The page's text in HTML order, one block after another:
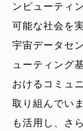
ンピューティ
可能な社会を
宇宙データセ
ューティング
おけるコミュ
取り組んでい
も活用し、さ